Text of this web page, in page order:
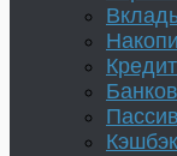
Кэшбэк